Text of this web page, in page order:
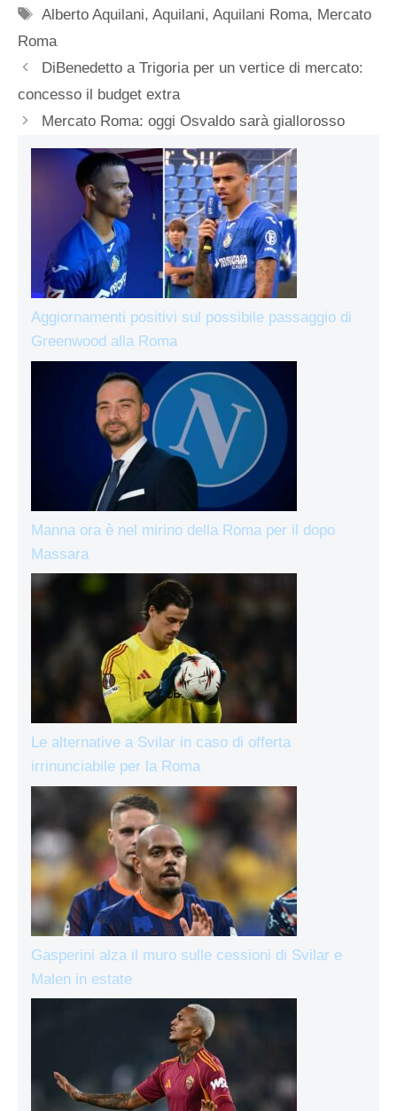
Tag
Alberto Aquilani,Aquilani,Aquilani Roma, Mercato
Roma
DiBenedetto a Trigoria per un vertice di mercato:
concesso il budget extra
Mercato Roma: oggi Osvaldo sarà giallorosso
Aggiornamenti positivi sul possibile passaggio di
Greenwood alla Roma
Manna ora è nel mirino della Roma per il dopo
Massara
Le alternative a Svilar in caso di offerta
irrinunciabile per la Roma
Gasperini alza il muro sulle cessioni di Svilar e
Malen in estate